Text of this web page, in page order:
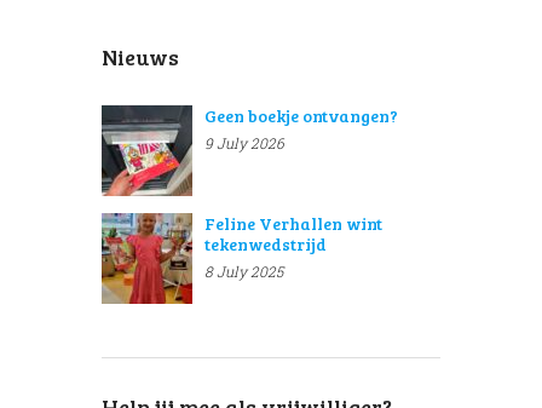
Nieuws
Geen boekje ontvangen?
9 July 2026
Feline Verhallen wint
tekenwedstrijd
8 July 2025